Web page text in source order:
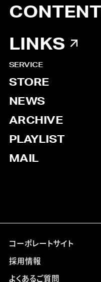
LINKS
SERVICE
STORE
NEWS
ARCHIVE
PLAYLIST
MAIL
コーポレートサイト
採用情報
よくあるご質問